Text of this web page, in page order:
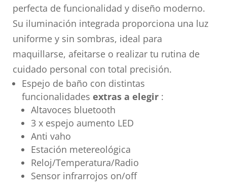
perfecta de funcionalidad y diseño moderno.
Su iluminación integrada proporciona una luz
uniforme y sin sombras, ideal para
maquillarse, afeitarse o realizar tu rutina de
cuidado personal con total precisión.
Espejo de baño con distintas
funcionalidades extras a elegir :
Altavoces bluetooth
3 x espejo aumento LED
Anti vaho
Estación metereológica
Reloj/Temperatura/Radio
Sensor infrarrojos on/off